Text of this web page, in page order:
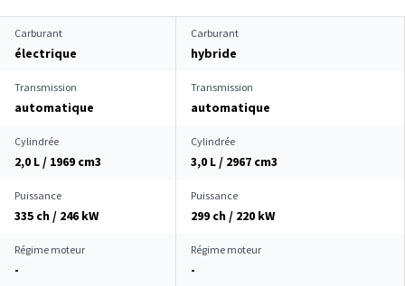
Carburant
électrique
Carburant
hybride
Transmission
automatique
Transmission
automatique
Cylindrée
2,0 L / 1969 cm3
Cylindrée
3,0 L / 2967 cm3
Puissance
335 ch / 246 kW
Puissance
299 ch / 220 kW
Régime moteur
-
Régime moteur
-